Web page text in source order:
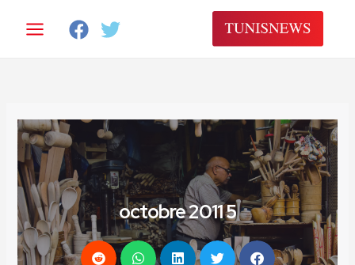
المحتوى
5 octobre 2011